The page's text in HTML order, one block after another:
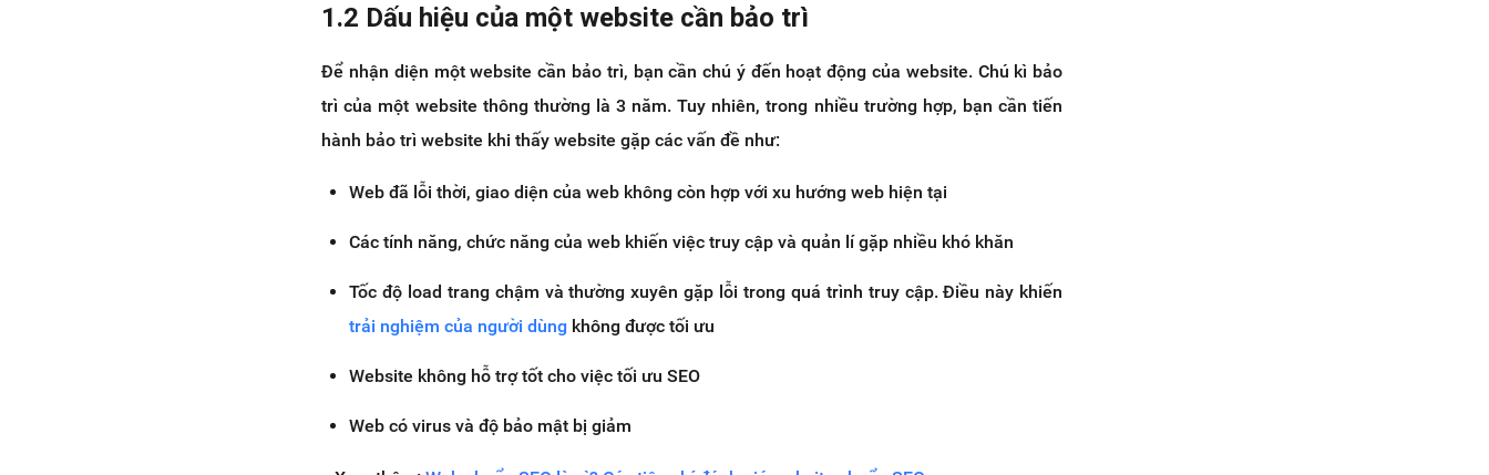
1.2 Dấu hiệu của một website cần bảo trì
Để nhận diện một website cần bảo trì, bạn cần chú ý đến hoạt động của website. Chú kì bảo
trì của một website thông thường là 3 năm. Tuy nhiên, trong nhiều trường hợp, bạn cần tiến
hành bảo trì website khi thấy website gặp các vấn đề như:
Web đã lỗi thời, giao diện của web không còn hợp với xu hướng web hiện tại
Các tính năng, chức năng của web khiến việc truy cập và quản lí gặp nhiều khó khăn
Tốc độ load trang chậm và thường xuyên gặp lỗi trong quá trình truy cập. Điều này khiến
trải nghiệm của người dùng không được tối ưu
Website không hỗ trợ tốt cho việc tối ưu SEO
Web có virus và độ bảo mật bị giảm